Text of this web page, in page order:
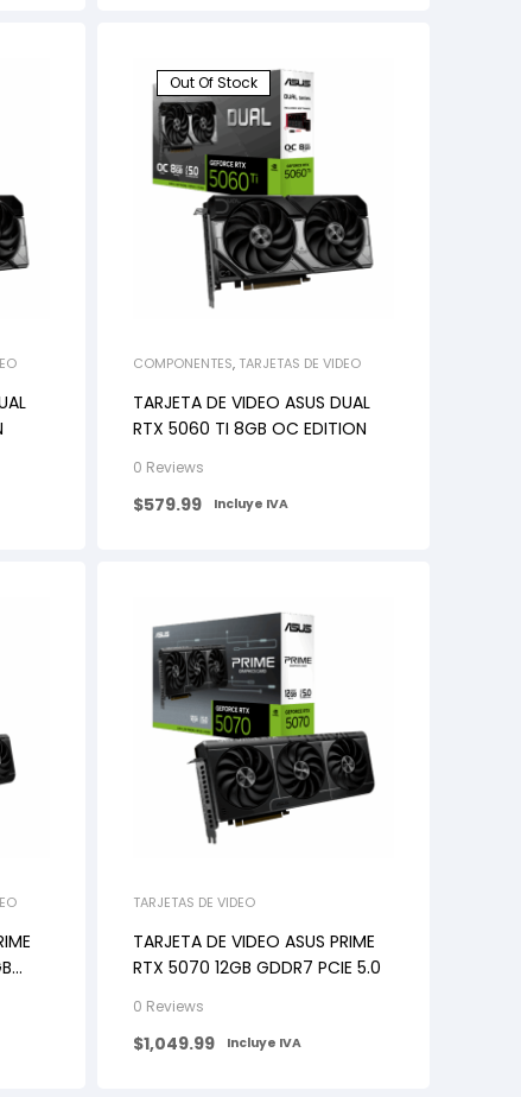
Out Of Stock
COMPONENTES, TARJETAS DE VIDEO
TARJETA DE VIDEO ASUS DUAL
RTX 5060 TI 8GB OC EDITION
0 Reviews
$579.99 Incluye IVA
TARJETAS DE VIDEO
TARJETA DE VIDEO ASUS PRIME
RTX 5070 12GB GDDR7 PCIE 5.0
0 Reviews
$1,049.99 Incluye IVA